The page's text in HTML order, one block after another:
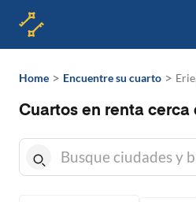
Home > Encuentre su cuarto >
Cuartos en renta cerca